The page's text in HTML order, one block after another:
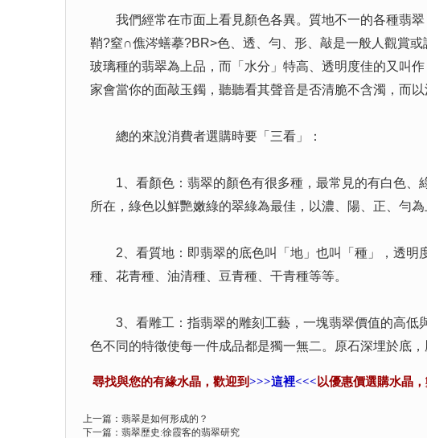
我們經常在市面上看見顏色各異。質地不一的各種翡翠
鞘?窒∩僬涔蟮摹?BR>色、透、勻、形、敲是一般人觀賞
玻璃種的翡翠為上品，而「水分」特高、透明度佳的又叫
家會當你的面敲玉鐲，聽聽看其聲音是否清脆不含濁，而
總的來說消費者選購時要「三看」：
1、看顏色：翡翠的顏色有很多種，最常見的有白色、
所在，綠色以鮮艷嫩綠的翠綠為最佳，以濃、陽、正、勻
2、看質地：即翡翠的底色叫「地」也叫「種」，透明
種、花青種、油清種、豆青種、干青種等等。
3、看雕工：指翡翠的雕刻工藝，一塊翡翠價值的高低
色不同的特徵使每一件成品都是獨一無二。原石深埋於底
尋找與您的有緣水晶，歡迎到>>>這裡<<< 以優惠價選購水晶
上一篇： 翡翠是如何形成的？
下一篇： 翡翠歷史:徐霞客的翡翠研究